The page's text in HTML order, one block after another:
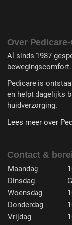
Over
Al sinds 1987
bewegingscomfort.
Pedicare is
en helpt dagelijks
huidverzorging.
Lees meer over
Contact &
Maandag
Dinsdag
Woensdag
Donderdag
Vrijdag